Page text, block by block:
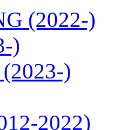
(2022-)
)
)
2022)